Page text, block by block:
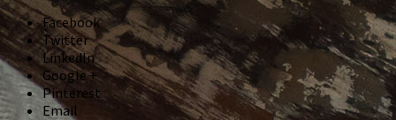
Facebook
Twitter
LinkedIn
Google +
Pinterest
Email